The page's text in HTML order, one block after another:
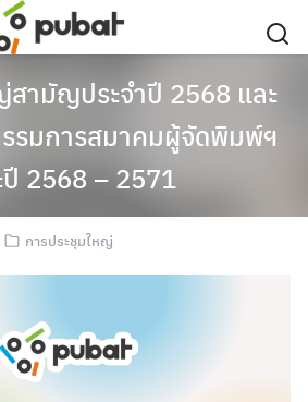
สามัญประจำปี 2568 และ
รมการสมาคมผู้จัดพิมพ์ฯ
ปี 2568 – 2571
การประชุมใหญ่